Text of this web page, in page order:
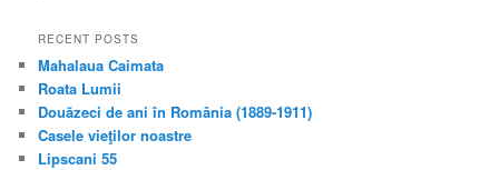
RECENT POSTS
Mahalaua Caimata
Roata Lumii
Douăzeci de ani în România (1889-1911)
Casele vieţilor noastre
Lipscani 55